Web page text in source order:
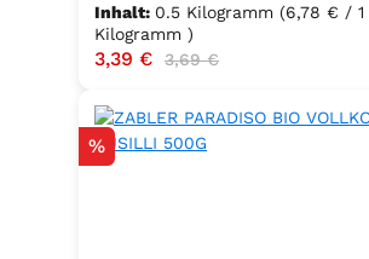
Inhalt: 0.5 Kilogramm (6,78 € / 1
Kilogramm )
Verkaufspreis:
3,39 € Regulärer Preis:
3,69 €
Rabatt
%